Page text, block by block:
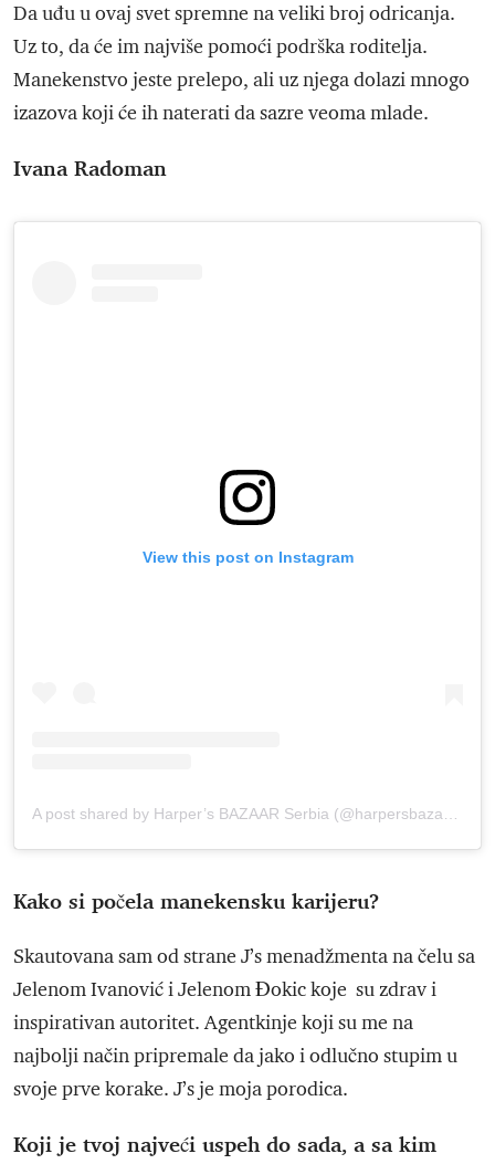
Da uđu u ovaj svet spremne na veliki broj odricanja.
Uz to, da će im najviše pomoći podrška roditelja.
Manekenstvo jeste prelepo, ali uz njega dolazi mnogo
izazova koji će ih naterati da sazre veoma mlade.
Ivana Radoman
View this post on Instagram
Kako si počela manekensku karijeru?
Skautovana sam od strane J’s menadžmenta na čelu sa
Jelenom Ivanović i Jelenom Đokic koje su zdrav i
inspirativan autoritet. Agentkinje koji su me na
najbolji način pripremale da jako i odlučno stupim u
svoje prve korake. J’s je moja porodica.
Koji je tvoj najveći uspeh do sada, a sa kim